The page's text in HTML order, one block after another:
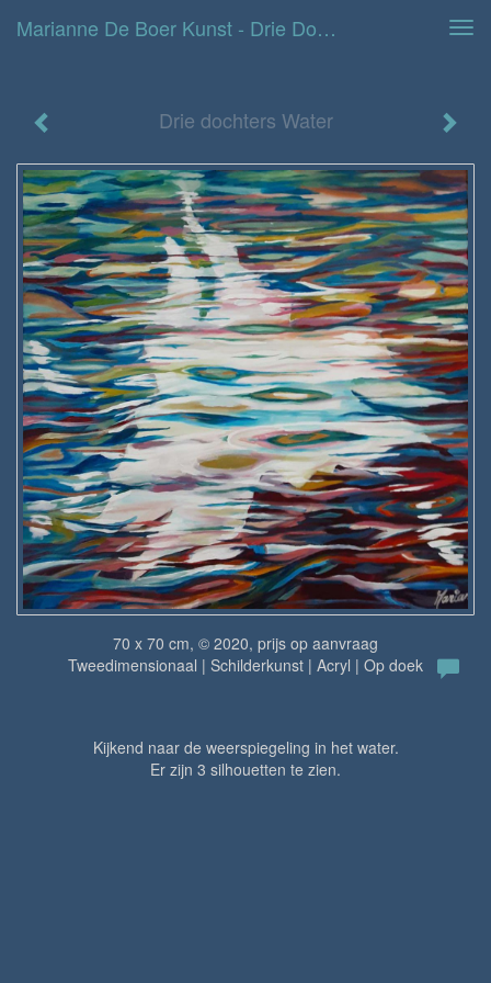
Marianne De Boer Kunst - Drie Dochters Water
Drie dochters Water
70 x 70 cm, © 2020, prijs op aanvraag
Tweedimensionaal | Schilderkunst | Acryl | Op doek
Kijkend naar de weerspiegeling in het water.
Er zijn 3 silhouetten te zien.